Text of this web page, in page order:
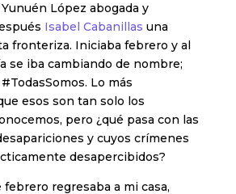
López abogada y
Isabel Cabanillas una
fronteriza. Iniciaba febrero y al
se iba cambiando de nombre;
Lo más
esos son tan solo los
pero ¿qué pasa con las
y cuyos crímenes
desapercibidos?
febrero regresaba a mi casa,